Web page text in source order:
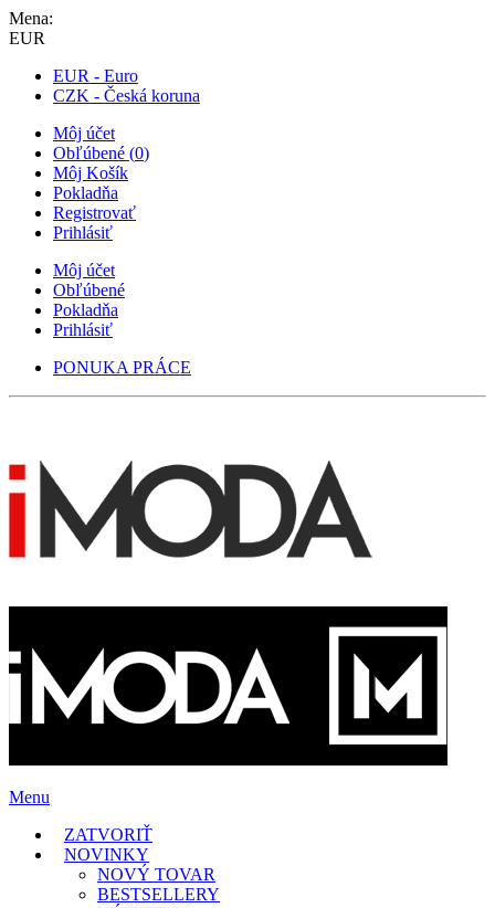
Mena:
EUR
EUR - Euro
CZK - Česká koruna
Môj účet
Obľúbené (0)
Môj Košík
Pokladňa
Registrovať
Prihlásiť
Môj účet
Obľúbené
Pokladňa
Prihlásiť
PONUKA PRÁCE
Menu
ZATVORIŤ
NOVINKY
NOVÝ TOVAR
BESTSELLERY